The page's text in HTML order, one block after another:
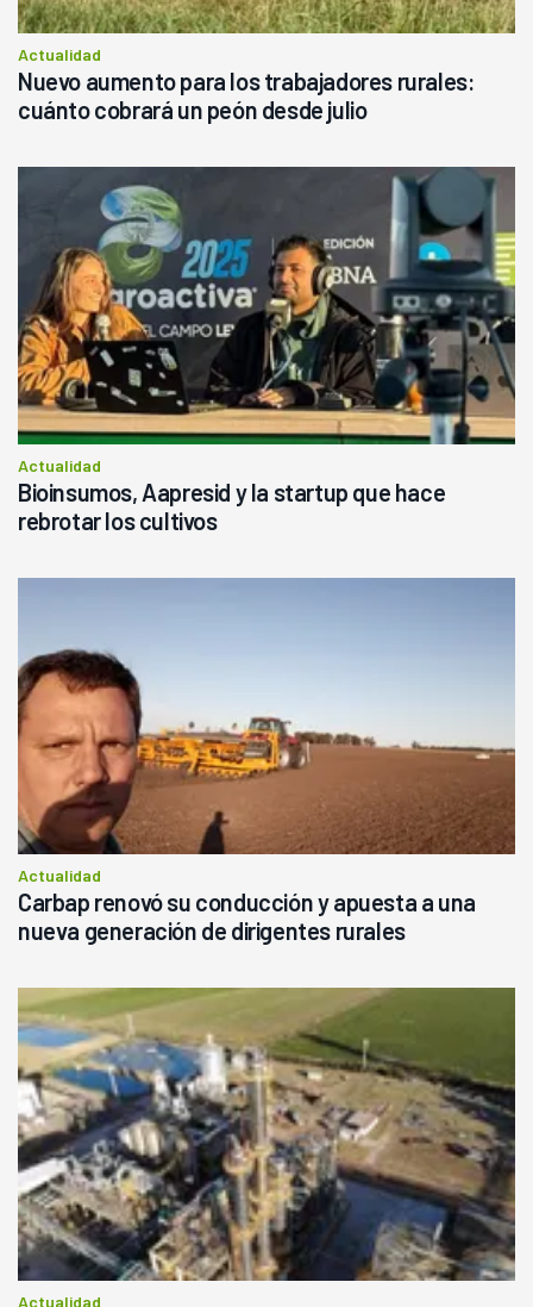
Actualidad
Nuevo aumento para los trabajadores rurales:
cuánto cobrará un peón desde julio
Actualidad
Bioinsumos, Aapresid y la startup que hace
rebrotar los cultivos
Actualidad
Carbap renovó su conducción y apuesta a una
nueva generación de dirigentes rurales
Actualidad